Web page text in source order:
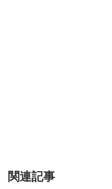
関連記事